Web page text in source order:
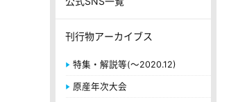
刊行物アーカイブス
特集・解説等(～2020.12)
原産年次大会